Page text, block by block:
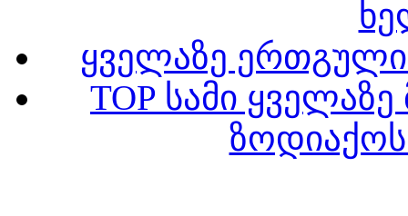
ყველაზე ერთგული
TOP სამი
ზოდიაქოს